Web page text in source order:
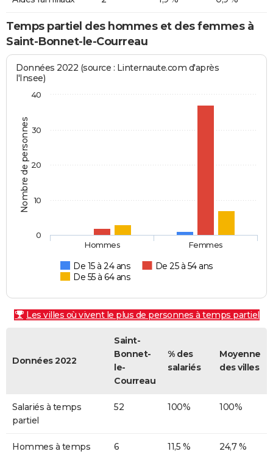
Temps partiel des hommes et des femmes à
Saint-Bonnet-le-Courreau
Nombre de personnes
Données 2022 (source : Linternaute.com d'après
l'Insee)
De 15 à 24 ans
De 25 à 54 ans
De 55 à 64 ans
Hommes Femmes
0
10
20
30
40
Les villes où vivent le plus de personnes à temps partiel
Données 2022
Saint-
Bonnet-
le-
Courreau
% des
salariés
Moyenne
des villes
Salariés à temps
partiel
52 100% 100%
Hommes à temps
6 11,5 % 24,7 %